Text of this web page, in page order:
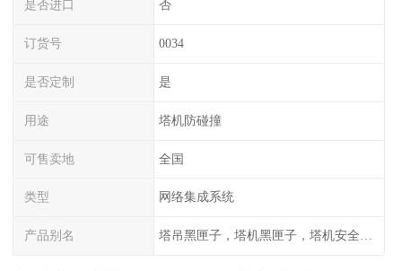
是否进口 否
订货号 0034
是否定制 是
用途 塔机防碰撞
可售卖地 全国
类型 网络集成系统
产品别名 塔吊黑匣子，塔机黑匣子，塔机安全管理系统